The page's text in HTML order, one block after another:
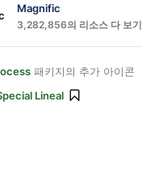
Magnific
3,282,856의 리소스 다 보기
패키지의 추가 아이콘
Lineal